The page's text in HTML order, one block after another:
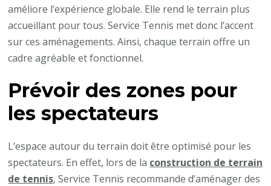
améliore l’expérience globale. Elle rend le terrain plus
accueillant pour tous. Service Tennis met donc l’accent
sur ces aménagements. Ainsi, chaque terrain offre un
cadre agréable et fonctionnel.
Prévoir des zones pour
les spectateurs
L’espace autour du terrain doit être optimisé pour les
spectateurs. En effet, lors de la construction de terrain
de tennis, Service Tennis recommande d’aménager des